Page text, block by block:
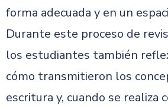
forma adecuada y en un
Durante este proceso de
los estudiantes también
cómo transmitieron los
escritura y, cuando se realiza